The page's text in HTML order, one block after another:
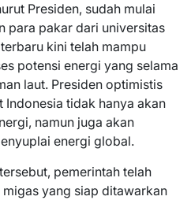
Presiden, sudah mulai
para pakar dari universitas
kini telah mampu
potensi energi yang selama
laut. Presiden optimistis
tidak hanya akan
namun juga akan
energi global.
pemerintah telah
yang siap ditawarkan